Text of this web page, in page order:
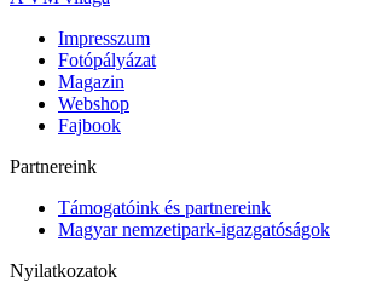
Impresszum
Fotópályázat
Magazin
Webshop
Fajbook
Partnereink
Támogatóink és partnereink
Magyar nemzetipark-igazgatóságok
Nyilatkozatok